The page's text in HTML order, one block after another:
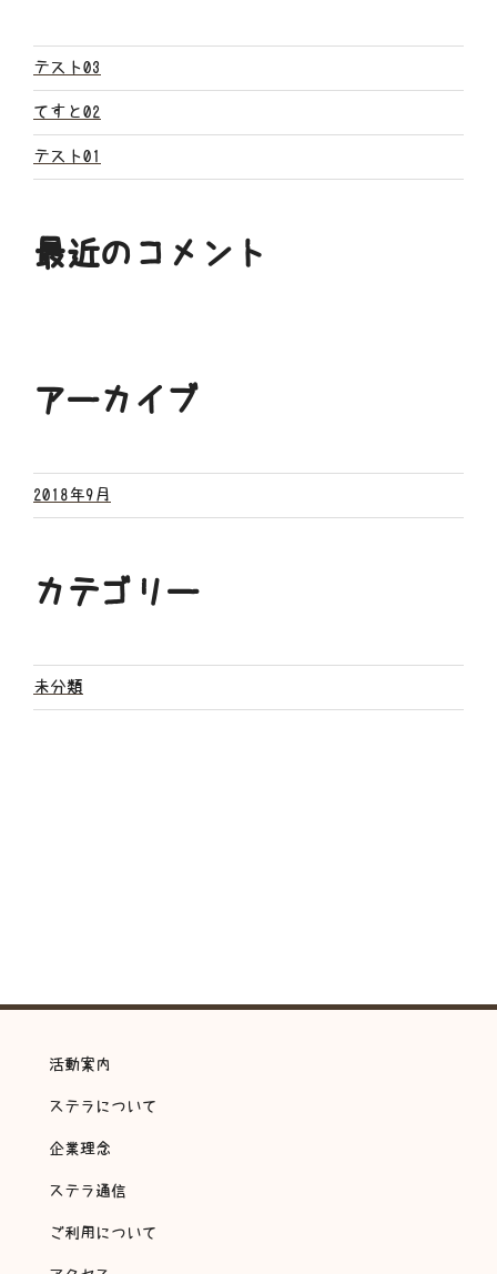
ン
テスト03
てすと02
テスト01
最近のコメント
アーカイブ
2018年9月
カテゴリー
未分類
活動案内
ステラについて
企業理念
ステラ通信
ご利用について